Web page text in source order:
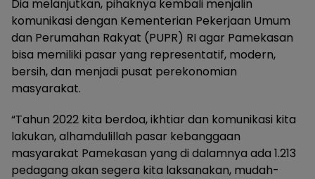
Dia melanjutkan, pihaknya kembali menjalin
komunikasi dengan Kementerian Pekerjaan Umum
dan Perumahan Rakyat (PUPR) RI agar Pamekasan
bisa memiliki pasar yang representatif, modern,
bersih, dan menjadi pusat perekonomian
masyarakat.
“Tahun 2022 kita berdoa, ikhtiar dan komunikasi kita
lakukan, alhamdulillah pasar kebanggaan
masyarakat Pamekasan yang di dalamnya ada 1.213
pedagang akan segera kita laksanakan, mudah-